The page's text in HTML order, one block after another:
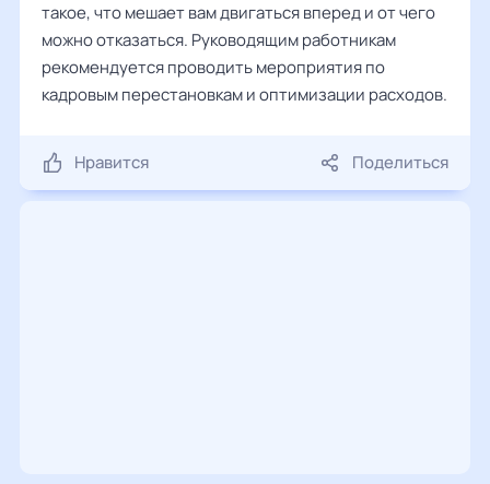
такое, что мешает вам двигаться вперед и от чего
можно отказаться. Руководящим работникам
рекомендуется проводить мероприятия по
кадровым перестановкам и оптимизации расходов.
Нравится Поделиться